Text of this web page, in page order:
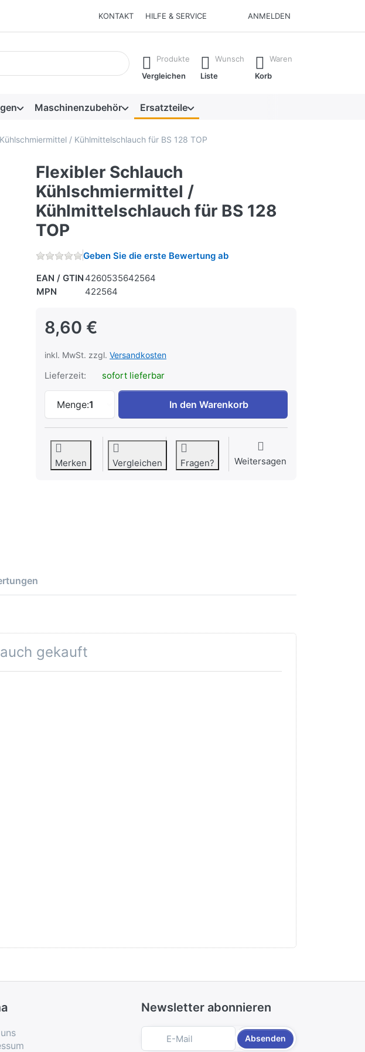
KONTAKT HILFE & SERVICE ANMELDEN
erscheinen automatisch erste Ergebnisse. Drücken Sie die Eingabetaste, um alle
Produkte
Vergleichen
Wunsch
Liste
Waren
Korb
Maschinenzubehör Ersatzteile
/ Kühlmittelschlauch für BS 128 TOP
Flexibler Schlauch
Kühlschmiermittel /
Kühlmittelschlauch für BS 128
TOP
Geben Sie die erste Bewertung ab
EAN / GTIN 4260535642564
MPN
422564
8,60 €
inkl. MwSt. zzgl. Versandkosten
Lieferzeit: sofort lieferbar
Menge:1
Flexibler Schlauch Kühlschmiermittel / Kühlmittelschlauch
In den Warenkorb
Merken Vergleichen Fragen? Weitersagen
gekauft
Newsletter abonnieren
Absenden